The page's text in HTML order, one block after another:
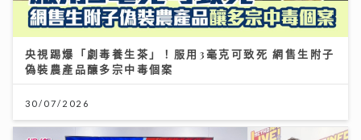
央視踢爆「劇毒養生茶」！服用3毫克可致死 網售生附子
偽裝農產品釀多宗中毒個案
30/07/2026